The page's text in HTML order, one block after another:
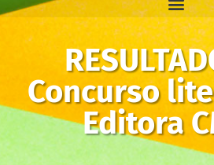
Concurso
Editora